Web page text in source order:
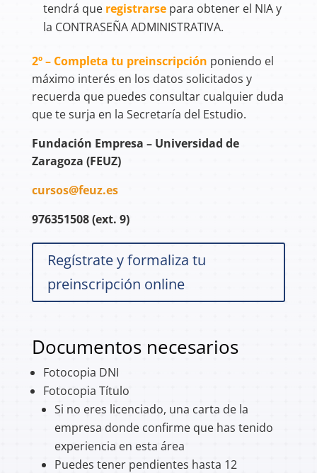
tendrá que registrarsepara obtener el NIA y
la CONTRASEÑA ADMINISTRATIVA.
2º – Completa tu preinscripción poniendo el
máximo interés en los datos solicitados y
recuerda que puedes consultar cualquier duda
que te surja en la Secretaría del Estudio.
Fundación Empresa – Universidad de
Zaragoza (FEUZ)
cursos@feuz.es
976351508 (ext. 9)
Regístrate y formaliza tu
preinscripción online
Documentos necesarios
Fotocopia DNI
Fotocopia Título
Si no eres licenciado, una carta de la
empresa donde confirme que has tenido
experiencia en esta área
Puedes tener pendientes hasta 12